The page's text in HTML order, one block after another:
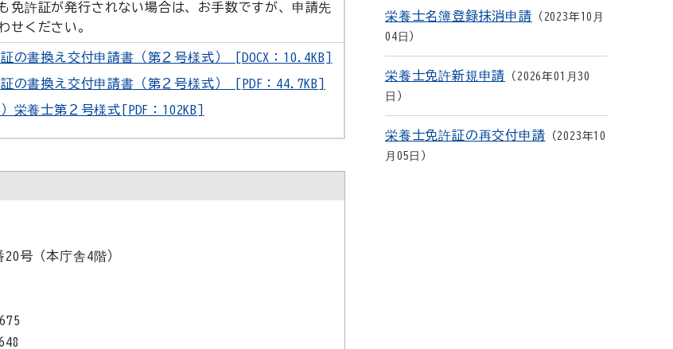
免許証が発行されない場合は、お手数ですが、申請先
せください。
の書換え交付申請書（第２号様式） [DOCX：10.4KB]
の書換え交付申請書（第２号様式） [PDF：44.7KB]
栄養士第２号様式[PDF：102KB]
号（本庁舎4階）
栄養士名簿登録抹消申請
2023年10月
04日
栄養士免許新規申請
2026年01月30
日
栄養士免許証の再交付申請
2023年10
月05日